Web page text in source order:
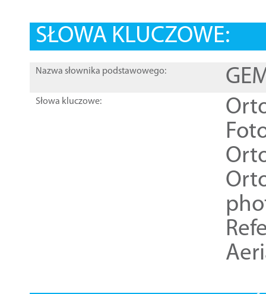
SŁOWA KLUCZOWE:
Nazwa słownika podstawowego:
Słowa kluczowe: